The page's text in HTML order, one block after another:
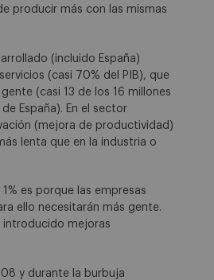
producir más con las mismas
(incluido España)
(casi 70% del PIB), que
(casi 13 de los 16 millones
España). En el sector
(mejora de productividad)
lenta que en la industria o
1% es porque las empresas
ello necesitarán más gente.
introducido mejoras
y durante la burbuja